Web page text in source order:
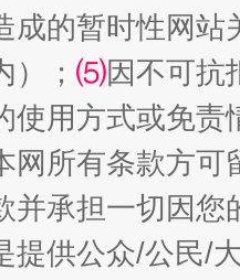
期 从幼
成的暂时性网
； ⑸因不可抗
使用方式或免责
网所有条款方
并承担一切因
提供公众/公民/